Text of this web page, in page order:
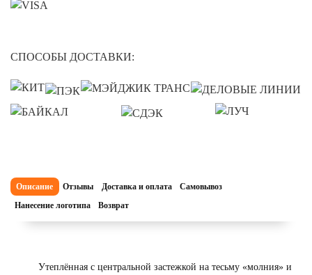
СПОСОБЫ ДОСТАВКИ:
Описание Отзывы Доставка и оплата
Самовывоз
Нанесение логотипа
Возврат
Утеплённая с центральной застежкой на тесьму «молния» и